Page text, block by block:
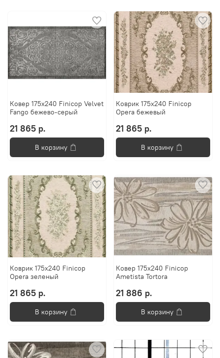
Ковер 175х240 Finicop Velvet
Fango бежево-серый
21 865 р.
В корзину
Коврик 175х240 Finicop
Opera бежевый
21 865 р.
В корзину
Коврик 175х240 Finicop
Opera зеленый
21 865 р.
В корзину
Ковер 175х240 Finicop
Ametista Tortora
21 886 р.
В корзину